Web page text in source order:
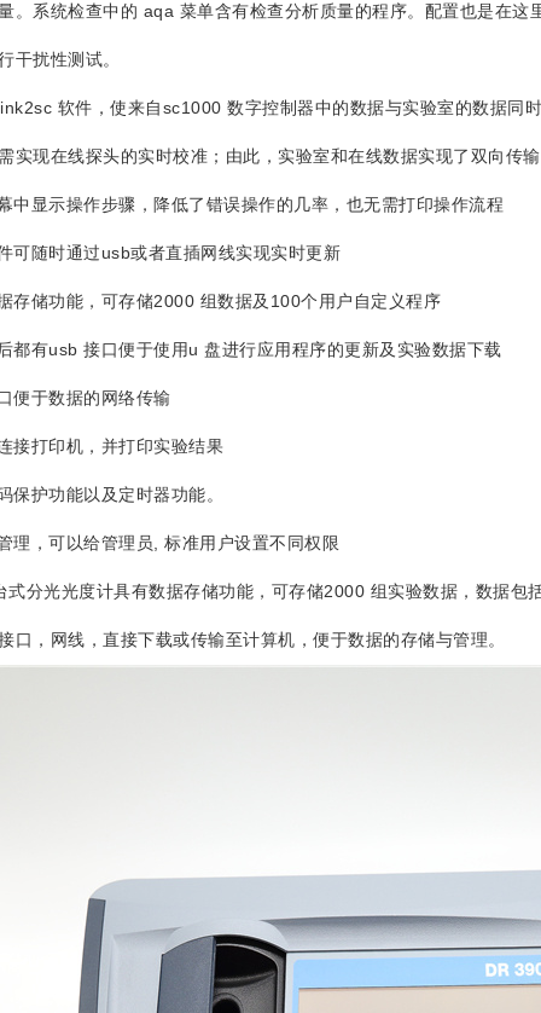
。系统检查中的 aqa 菜单含有检查分析质量的程序。配置也是在
干扰性测试。
软件，使来自sc1000 数字控制器中的数据与实验室的数据同时
实现在线探头的实时校准；由此，实验室和在线数据实现了双向传
示操作步骤，降低了错误操作的几率，也无需打印操作流程
时通过usb或者直插网线实现实时更新
功能，可存储2000 组数据及100个用户自定义程序
usb 接口便于使用u 盘进行应用程序的更新及实验数据下载
于数据的网络传输
打印机，并打印实验结果
功能以及定时器功能。
可以给管理员, 标准用户设置不同权限
光光度计具有数据存储功能，可存储2000 组实验数据，数据包
口，网线，直接下载或传输至计算机，便于数据的存储与管理。